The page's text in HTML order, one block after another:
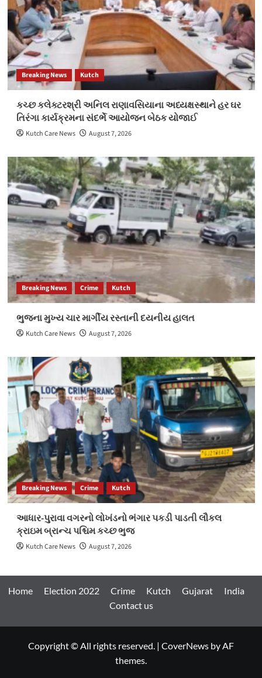
Breaking News Kutch
કચ્છ કલેક્ટરશ્રી અનિલ રાણાવસિયાના અધ્યક્ષસ્થાને હર ઘર
તિરંગા કાર્યક્રમના સંદર્ભે આયોજન બેઠક યોજાઈ
Kutch Care News August 7, 2026
Breaking News Crime Kutch
ભુજના મુખ્ય ચાર માર્ગીય રસ્તાની દયનીય હાલત
Kutch Care News August 7, 2026
Breaking News Crime Kutch
આધાર-પુરાવા વગરનો લોખંડનો ભંગાર પકડી પાડતી લૌકલ
ક્રાઇમ બ્રાન્ચ પશ્ચિમ કચ્છ ભુજ
Kutch Care News August 7, 2026
Home Election 2022 Crime Kutch Gujarat
India
Contact us
Copyright © All rights reserved. | CoverNews by AF
themes.